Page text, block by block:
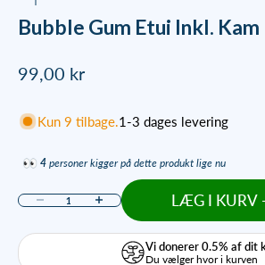
Bubble Gum Etui Inkl. Kam
Salgspris
99,00 kr
Kun 9 tilbage.1-3 dages levering
4 personer kigger på dette produkt lige nu
Sænk antalØg antal LÆG I KURV